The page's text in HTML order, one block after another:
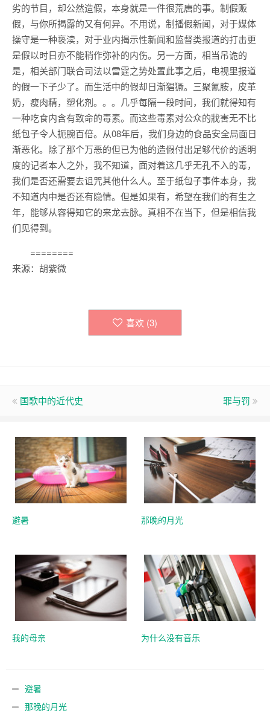
劣的节目，却公然造假，本身就是一件很荒唐的事。制假贩
假，与你所揭露的又有何异。不用说，制播假新闻，对于媒体
操守是一种亵渎，对于业内揭示性新闻和监督类报道的打击更
是假以时日亦不能稍作弥补的内伤。另一方面，相当吊诡的
是，相关部门联合司法以雷霆之势处置此事之后，电视里报道
的假一下子少了。而生活中的假却日渐猖獗。三聚氰胺，皮革
奶，瘦肉精，塑化剂。。。几乎每隔一段时间，我们就得知有
一种吃食内含有致命的毒素。而这些毒素对公众的戕害无不比
纸包子令人扼腕百倍。从08年后，我们身边的食品安全局面日
渐恶化。除了那个万恶的但已为他的造假付出足够代价的透明
度的记者本人之外，我不知道，面对着这几乎无孔不入的毒，
我们是否还需要去诅咒其他什么人。至于纸包子事件本身，我
不知道内中是否还有隐情。但是如果有，希望在我们的有生之
年，能够从容得知它的来龙去脉。真相不在当下，但是相信我
们见得到。
========
来源：胡紫微
喜欢 (3)
国歌中的近代史 罪与罚
避暑 那晚的月光
我的母亲 为什么没有音乐
避暑
那晚的月光